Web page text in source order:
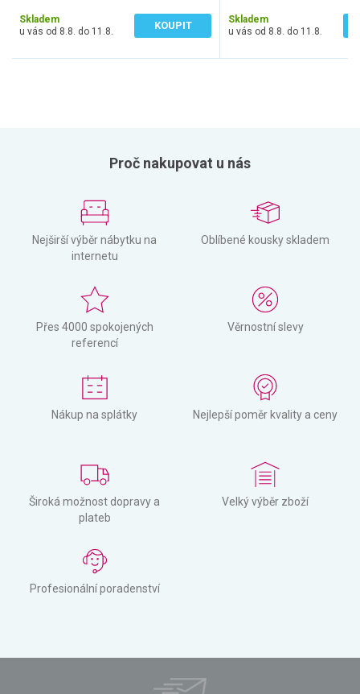
Skladem
u vás od 8.8. do 11.8.
KOUPIT
Skladem
u vás od 8.8. do 11.8.
Proč nakupovat u nás
Nejširší výběr nábytku na
internetu
Oblíbené kousky skladem
Přes 4000 spokojených
referencí
Věrnostní slevy
Nákup na splátky Nejlepší poměr kvality a ceny
Široká možnost dopravy a
plateb
Velký výběr zboží
Profesionální poradenství